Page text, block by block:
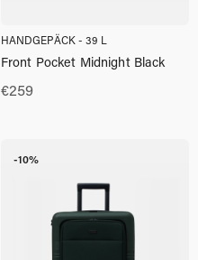
HANDGEPÄCK - 39 L
€259
Front Pocket Midnight Black
-10%